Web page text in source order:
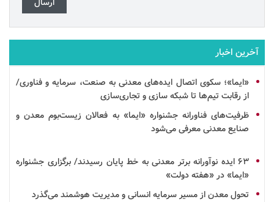
آخرین اخبار
«ایما»؛ سکوی اتصال ایده‌های معدنی به صنعت، سرمایهو فناوری/
از رقابت تیم‌ها تا شبکه سازیو تجاری‌سازی
ظرفیت‌های فناورانه جشنواره «ایما» به فعالان زیست‌بوم معدن و
صنایع معدنی معرفی می‌شود
۶۳ ایده نوآورانه برتر معدنی به خط پایان رسیدند/ برگزاری جشنواره
«ایما» در «هفته دولت»
تحول معدن از مسیر سرمایه انسانی و مدیریت هوشمند می‌گذرد